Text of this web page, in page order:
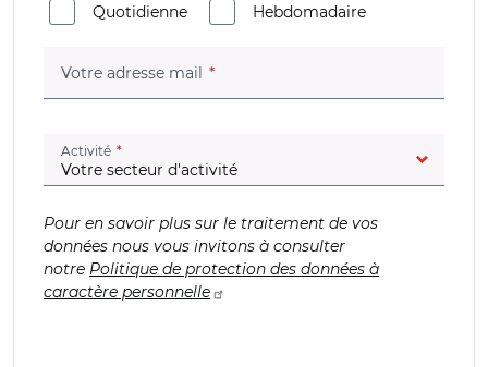
Quotidienne
Hebdomadaire
Votre adresse mail (champ obligatoire)
Activité (champ obligatoire)
Pour en savoir plus sur le traitement de vos
données nous vous invitons à consulter
notre Politique de protection des données à
caractère personnelle